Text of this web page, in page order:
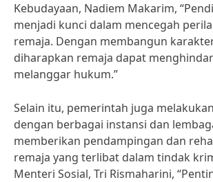
Kebudayaan, Nadiem Makarim,
menjadi kunci dalam mencegah
remaja. Dengan membangun
diharapkan remaja dapat
melanggar hukum.”
Selain itu, pemerintah juga
dengan berbagai instansi dan
memberikan pendampingan dan
remaja yang terlibat dalam tindak
Menteri Sosial, Tri Rismaharini,